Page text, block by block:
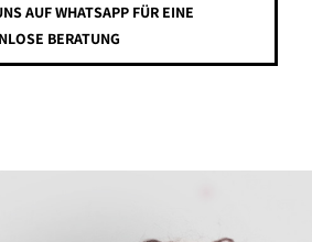
AUF WHATSAPP FÜR EINE
BERATUNG